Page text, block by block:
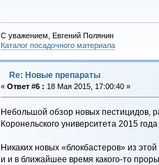
С уважением, Евгений Полянин
Каталог посадочного материала
Re: Новые препараты
« Ответ #6 : 18 Мая 2015, 17:00:40 »
Небольшой обзор новых пестицидов,
Коронельского университета 2015 года
Никаких новых «блокбастеров» из
и и в ближайшее время какого-то